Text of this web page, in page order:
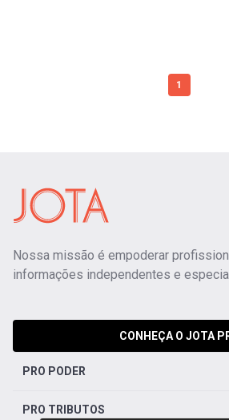
1
Nossa missão é empoderar
informações independentes e
CONHEÇA O JOTA
PRO PODER
PRO TRIBUTOS